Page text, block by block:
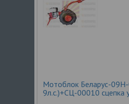
Мотоблок Беларус-
9л.с.)+СЦ-00010 сцепка